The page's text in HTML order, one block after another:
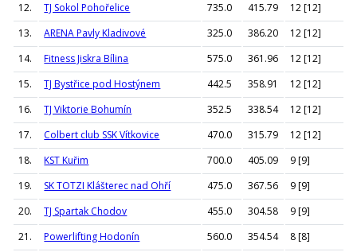
12.
TJ Sokol Pohořelice 735.0 415.79
12 [12]
13.
ARENA Pavly Kladivové 325.0 386.20
12 [12]
14.
Fitness Jiskra Bílina 575.0 361.96
12 [12]
15.
TJ Bystřice pod Hostýnem 442.5 358.91
12 [12]
16.
TJ Viktorie Bohumín 352.5 338.54
12 [12]
17.
Colbert club SSK Vítkovice 470.0 315.79
12 [12]
18.
KST Kuřim 700.0 405.09
9 [9]
19.
SK TOTZI Klášterec nad Ohří 475.0 367.56
9 [9]
20.
TJ Spartak Chodov 455.0 304.58
9 [9]
21.
Powerlifting Hodonín 560.0 354.54
8 [8]